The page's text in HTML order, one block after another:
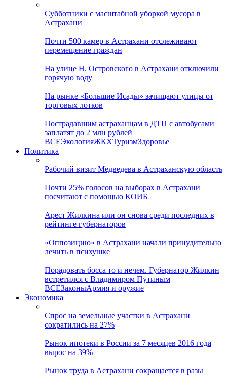
Субботники с масштабной уборкой мусора в
Астрахани
Почти 500 камер в Астрахани отслеживают
перемещение граждан
На улице Н. Островского в Астрахани отключили
горячую воду
На рынке «Большие Исады» зачищают улицы от
торговых лотков
Пострадавшим астраханцам в ДТП с автобусами
заплатят до 2 млн рублей
ВСЕЭкологияЖКХТуризмЗдоровье
Политика
Рабочий визит Медведева в Астраханскую область
Почти 25% голосов на выборах в Астрахани
посчитают с помощью КОИБ
Арест Жилкина или он снова среди последних в
рейтинге губернаторов
«Оппозицию» в Астрахани начали принудительно
лечить в психушке
Порадовать босса то и нечем. Губернатор Жилкин
встретился с Владимиром Путиным
ВСЕЗаконыАрмия и оружие
Экономика
Спрос на земельные участки в Астрахани
сократились на 27%
Рынок ипотеки в России за 7 месяцев 2016 года
вырос на 39%
Рынок труда в Астрахани сокращается в разы